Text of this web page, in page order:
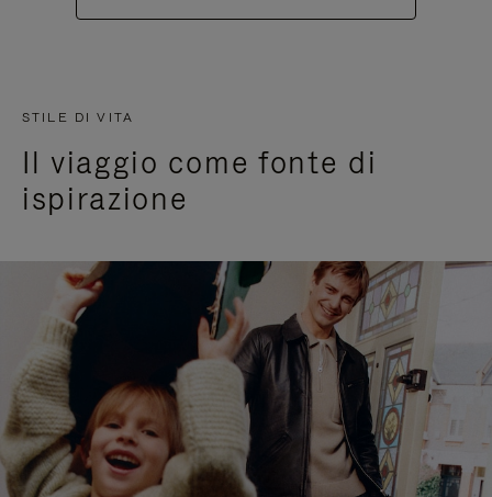
STILE DI VITA
Il viaggio come fonte di
ispirazione